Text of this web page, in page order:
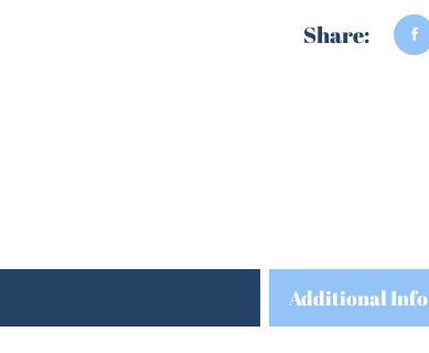
Share:
Additional Info